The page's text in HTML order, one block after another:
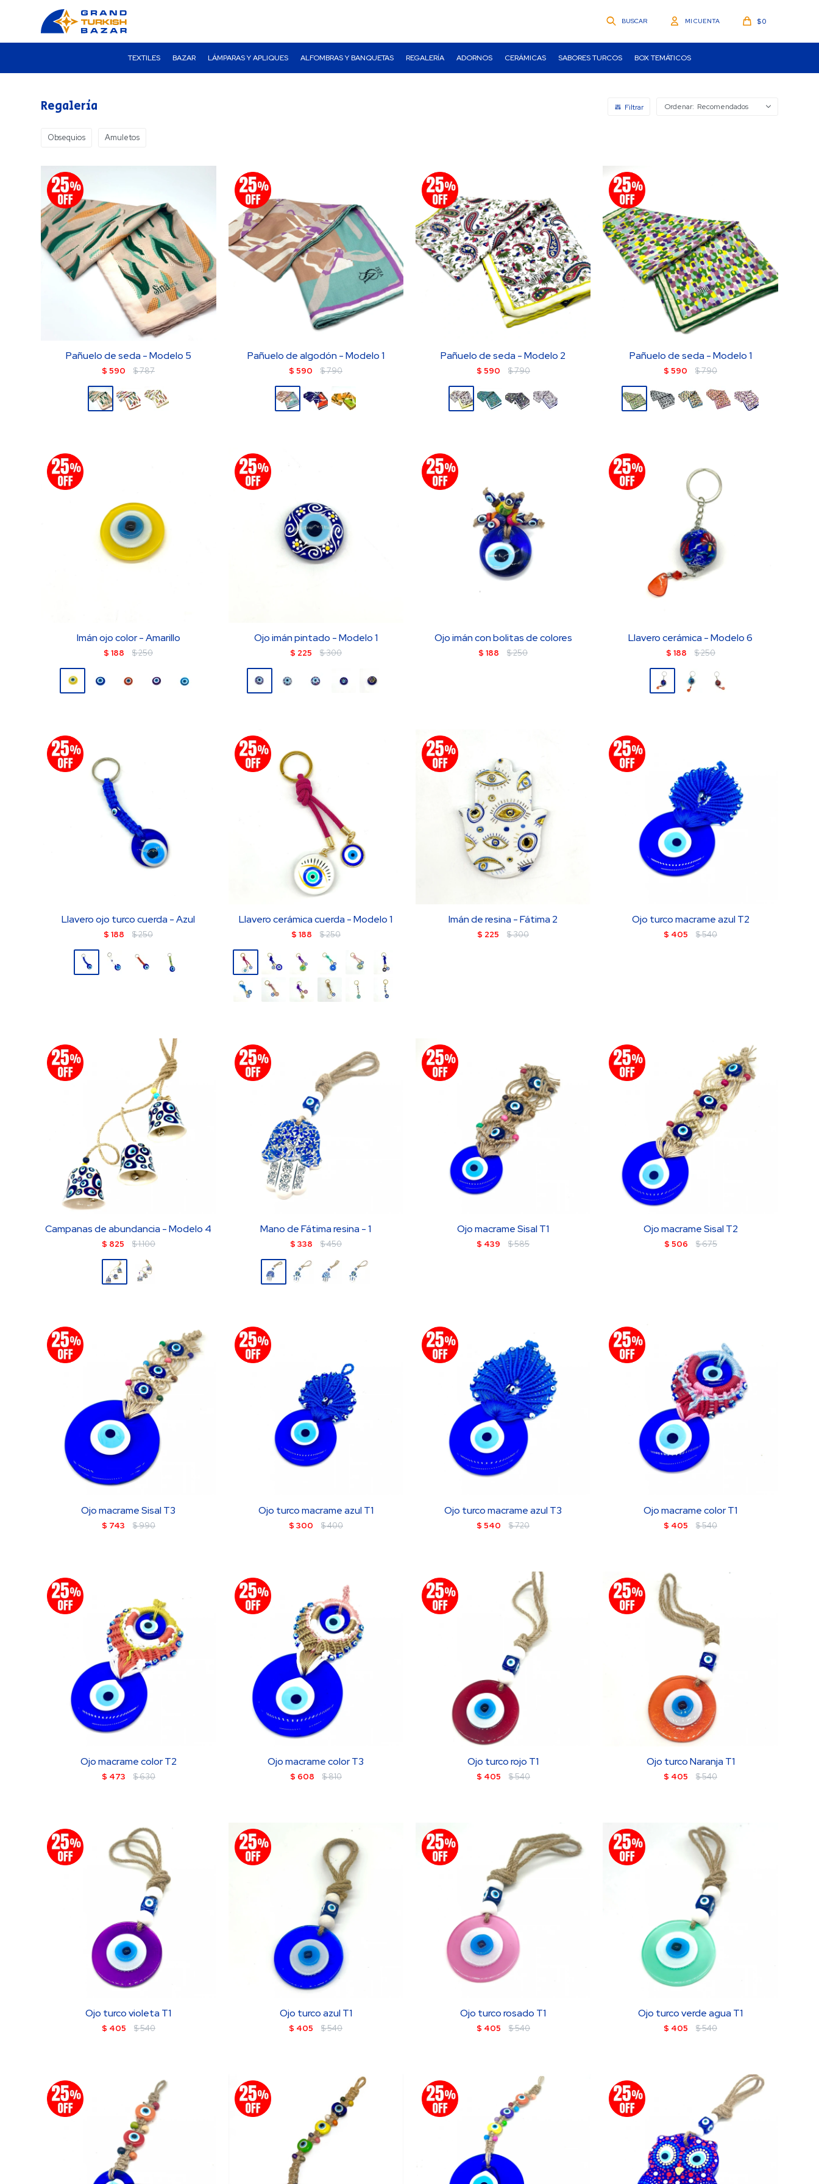
TEXTILES BAZAR LÁMPARAS Y APLIQUES ALFOMBRAS Y BANQUETAS REGALERÍA ADORNOS CERÁMICAS SABORES TURCOS BOX TEMÁTICOS
$0
Regalería Recomendados
Obsequios Amuletos
Pañuelo de seda - Modelo 5
$ 590 $787
Pañuelo de algodón - Modelo 1
$ 590 $790
Pañuelo de seda - Modelo 2
$ 590 $790
Pañuelo de seda - Modelo 1
$ 590 $790
Imán ojo color - Amarillo
$ 188 $250
Ojo imán pintado - Modelo 1
$ 225 $300
Ojo imán con bolitas de colores
$ 188 $250
Llavero cerámica - Modelo 6
$ 188 $250
Llavero ojo turco cuerda - Azul
$ 188 $250
Llavero cerámica cuerda - Modelo 1
$ 188 $250
Imán de resina - Fátima 2
$ 225 $300
Ojo turco macrame azul T2
$ 405 $540
Campanas de abundancia - Modelo 4
$ 825 $1.100
Mano de Fátima resina - 1
$ 338 $450
Ojo macrame Sisal T1
$ 439 $585
Ojo macrame Sisal T2
$ 506 $675
Ojo macrame Sisal T3
$ 743 $990
Ojo turco macrame azul T1
$ 300 $400
Ojo turco macrame azul T3
$ 540 $720
Ojo macrame color T1
$ 405 $540
Ojo macrame color T2
$ 473 $630
Ojo macrame color T3
$ 608 $810
Ojo turco rojo T1
$ 405 $540
Ojo turco Naranja T1
$ 405 $540
Ojo turco violeta T1
$ 405 $540
Ojo turco azul T1
$ 405 $540
Ojo turco rosado T1
$ 405 $540
Ojo turco verde agua T1
$ 405 $540